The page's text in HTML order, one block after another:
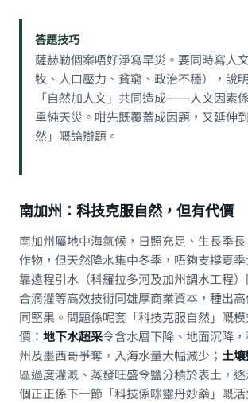
答題技巧
薩赫勒個案唔好淨寫旱災。要同時寫人
牧、人口壓力、貧窮、政治不穩），說
「自然加人文」共同造成——人文因素係
單純天災。咁先既覆蓋成因題，又延伸
然」嘅論辯題。
南加州：科技克服自然，但有代價
南加州屬地中海氣候，日照充足、生長季
作物，但天然降水集中冬季，唔夠支撐夏
靠遠程引水（科羅拉多河及加州調水工程
合滴灌等高效技術同雄厚商業資本，種出
同堅果。問題係呢套「科技克服自然」嘅
價： 地下水超采令含水層下降、地面沉降
州及墨西哥爭奪，入海水量大幅減少； 土
區過度灌溉、蒸發旺盛令鹽分積於表土，
個正正係下一節「科技係咪靈丹妙藥」嘅活